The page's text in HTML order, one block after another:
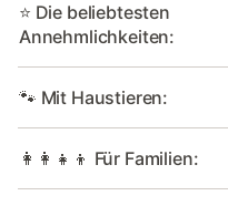
⭐ Die beliebtesten
Annehmlichkeiten:
🐾 Mit Haustieren:
👩‍👩‍👧‍👦 Für Familien: